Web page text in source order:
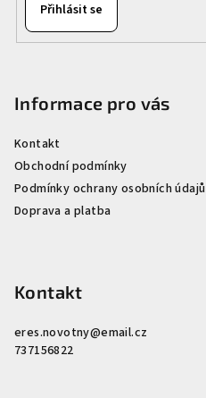
Přihlásit se
Informace pro vás
Kontakt
Obchodní podmínky
Podmínky ochrany osobních údajů
Doprava a platba
Kontakt
eres.novotny@email.cz
737156822